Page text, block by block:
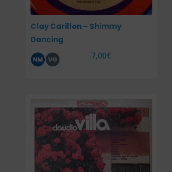
Clay Carillon – Shimmy
Dancing
7,00€